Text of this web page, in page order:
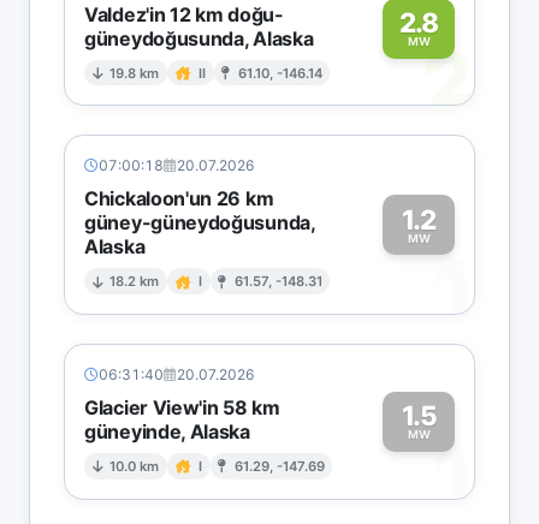
Valdez'in 12 km doğu-
güneydoğusunda, Alaska
19.8 km II 61.10, -146.14
2.8
MW2
07:00:18 20.07.2026
Chickaloon'un 26 km
güney-güneydoğusunda,
Alaska
18.2 km I 61.57, -148.31
1.2
MW
1
06:31:40 20.07.2026
Glacier View'in 58 km
güneyinde, Alaska
10.0 km I 61.29, -147.69
1.5
MW1